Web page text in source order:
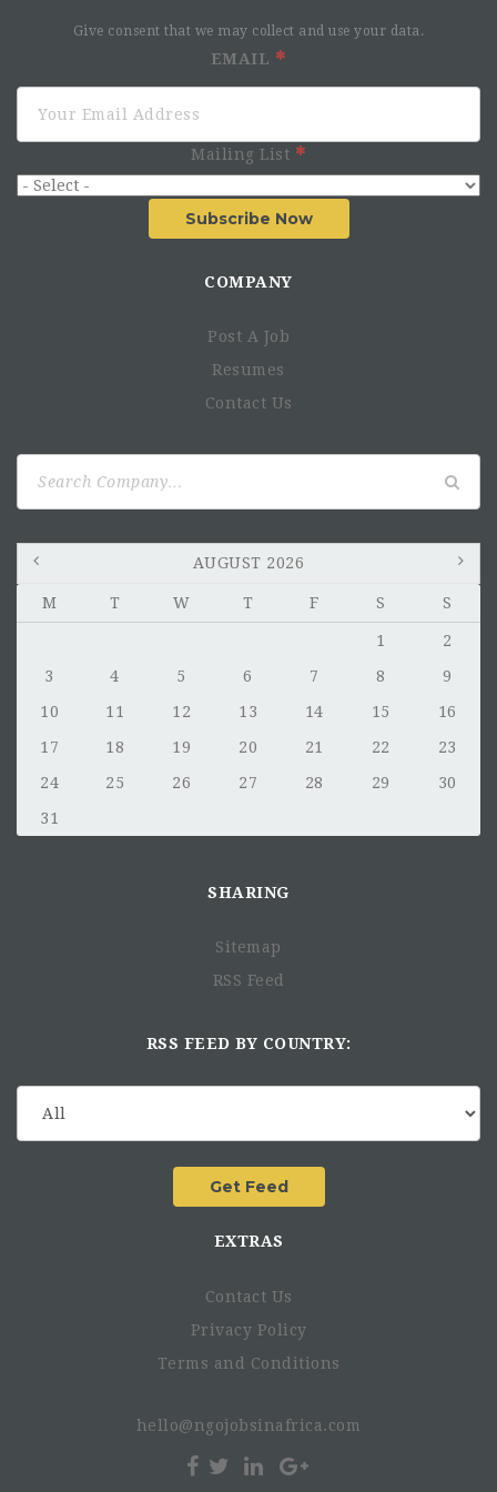
bonnes capacités d’analyse de contexte (gestion de la
sécurité, contexte humanitaire…) ;
Capacité à travailler aussi bien dans l’urgence que sur
Rigueur, professionnalisme et réactivité surtout en
contextes d'urgence ;
Français courant indispensable.
Conditions :
Date de début de contrat : ASAP ;
Rémunération selon profil ;
Assurance maladie - Prise en charge à 60% par le SIF ;
Indemnité de break durant les break à 3 et 9 mois ;
en charge par le SIF à 6 et 12 mois.
Give consent that we may collect and use your data.
EMAIL
Mailing List
Subscribe Now
COMPANY
Post A Job
Resumes
Contact Us
AUGUST 2026
M T W T F S S
1
2
3
4 5 6 7 8
9
10
11 12 13 14 15
16
17
18 19 20 21 22
23
24
25 26 27 28 29
30
31
SHARING
Sitemap
RSS Feed
RSS FEED BY COUNTRY:
EXTRAS
Contact Us
Privacy Policy
Terms and Conditions
hello@ngojobsinafrica.com